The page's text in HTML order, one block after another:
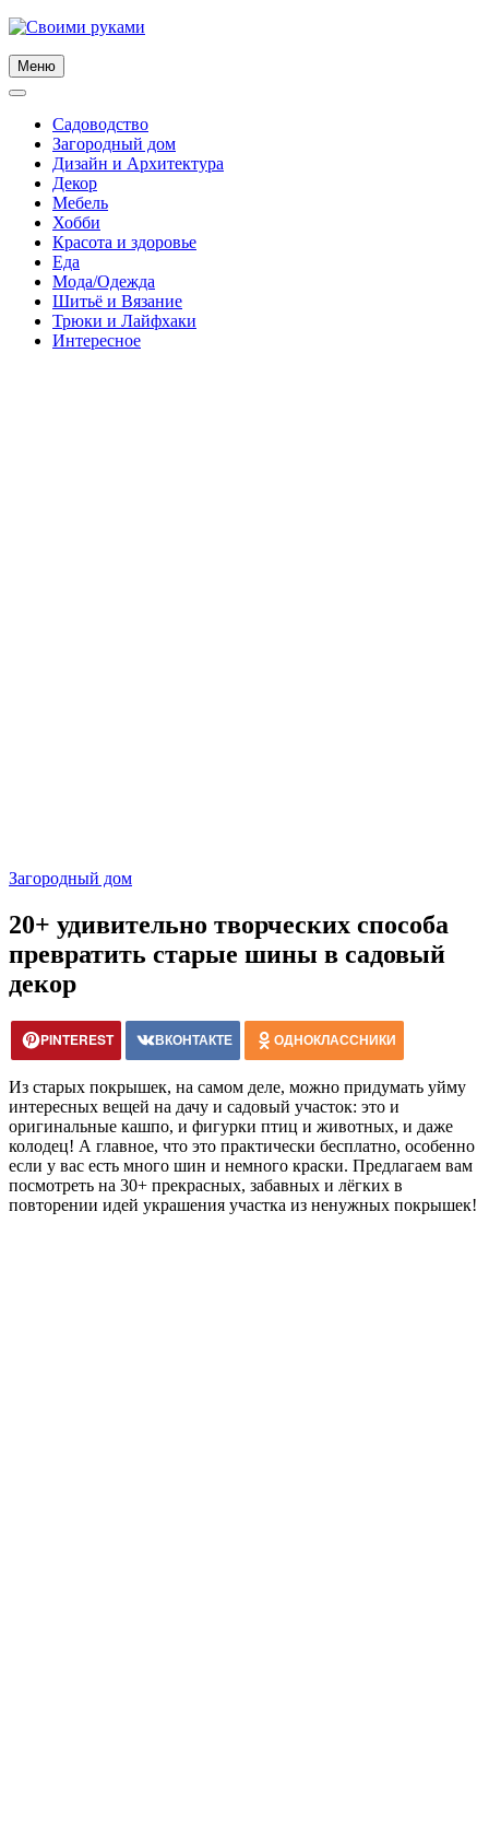
Skip
content
Меню
Садоводство
Загородный дом
Дизайн и Архитектура
Декор
Мебель
Хобби
Красота и здоровье
Еда
Мода/Одежда
Шитьё и Вязание
Трюки и Лайфхаки
Интересное
Загородный дом
20+ удивительно творческих способа
превратить старые шины в садовый
декор
PINTEREST ВКОНТАКТЕ ОДНОКЛАССНИКИ
Из старых покрышек, на самом деле, можно придумать уйму
интересных вещей на дачу и садовый участок: это и
оригинальные кашпо, и фигурки птиц и животных, и даже
колодец! А главное, что это практически бесплатно, особенно
если у вас есть много шин и немного краски. Предлагаем вам
посмотреть на 30+ прекрасных, забавных и лёгких в
повторении идей украшения участка из ненужных покрышек!